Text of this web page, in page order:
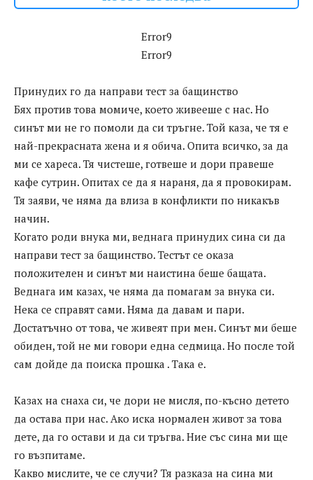
Error9
Error9
Принудих го да направи тест за бащинство
Бях против това момиче, което живееше с нас. Но
синът ми не го помоли да си тръгне. Той каза, че тя е
най-прекрасната жена и я обича. Опита всичко, за да
ми се хареса. Тя чистеше, готвеше и дори правеше
кафе сутрин. Опитах се да я нараня, да я провокирам.
Тя заяви, че няма да влиза в конфликти по никакъв
начин.
Когато роди внука ми, веднага принудих сина си да
направи тест за бащинство. Тестът се оказа
положителен и синът ми наистина беше бащата.
Веднага им казах, че няма да помагам за внука си.
Нека се справят сами. Няма да давам и пари.
Достатъчно от това, че живеят при мен. Синът ми беше
обиден, той не ми говори една седмица. Но после той
сам дойде да поиска прошка . Така е.
Казах на снаха си, че дори не мисля, по-късно детето
да остава при нас. Ако иска нормален живот за това
дете, да го остави и да си тръгва. Ние със сина ми ще
го възпитаме.
Какво мислите, че се случи? Тя разказа на сина ми